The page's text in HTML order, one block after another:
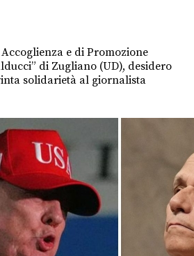
e di Promozione
di Zugliano (UD), desidero
solidarietà al giornalista